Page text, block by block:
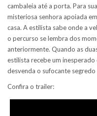
cambaleia até a porta. Para
misteriosa senhora apoiada
casa. A estilista sabe onde a
o percurso se lembra dos
anteriormente. Quando as
estilista recebe um
desvenda o sufocante
Confira o trailer: